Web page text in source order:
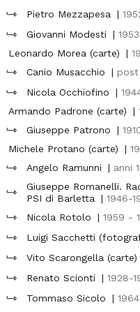
Pietro Mezzapesa
|
Giovanni Modesti
|
Leonardo Morea (carte)
|
Canio Musacchio
| post
Nicola Occhiofino
|
Armando Padrone (carte)
|
Giuseppe Patrono
|
Michele Protano (carte)
|
Angelo Ramunni
| anni
Giuseppe Romanelli.
PSI di Barletta
| 1946-
Nicola Rotolo
| 1959 -
Luigi Sacchetti
Vito Scarongella (carte)
Renato Scionti
| 1928-
Tommaso Sicolo
|